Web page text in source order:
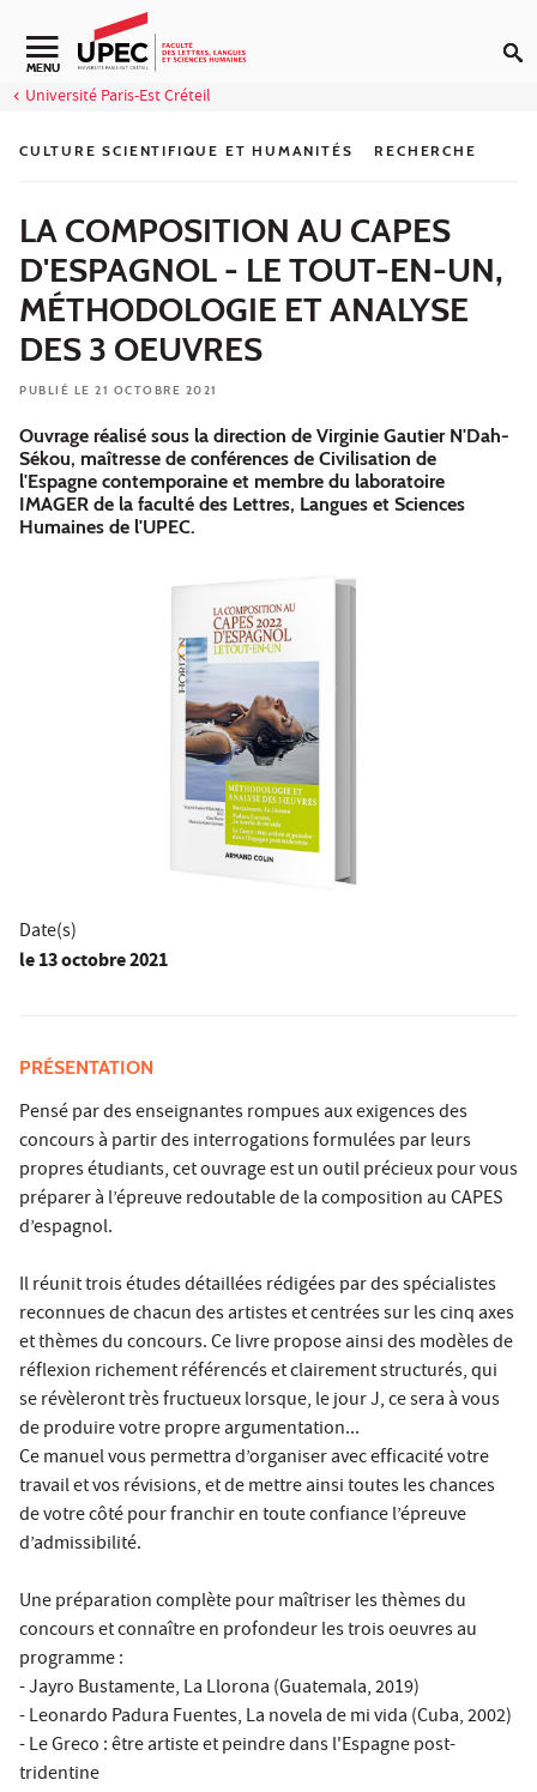
Aller au contenu
Navigation secondaire
MENU
Université Paris-Est Créteil
CULTURE SCIENTIFIQUE ET HUMANITÉS RECHERCHE
LA COMPOSITION AU CAPES
D'ESPAGNOL - LE TOUT-EN-UN,
MÉTHODOLOGIE ET ANALYSE
DES 3 OEUVRES
PUBLIÉ LE 21 OCTOBRE 2021
Ouvrage réalisé sous la direction de Virginie Gautier N'Dah-
Sékou, maîtresse de conférences de Civilisation de
l'Espagne contemporaine et membre du laboratoire
IMAGER de la faculté des Lettres, Langues et Sciences
Humaines de l'UPEC.
Date(s)
le13 octobre 2021
PRÉSENTATION
Pensé par des enseignantes rompues aux exigences des
concours à partir des interrogations formulées par leurs
propres étudiants, cet ouvrage est un outil précieux pour vous
préparer à l’épreuve redoutable de la composition au CAPES
d’espagnol.
Il réunit trois études détaillées rédigées par des spécialistes
reconnues de chacun des artistes et centrées sur les cinq axes
et thèmes du concours. Ce livre propose ainsi des modèles de
réflexion richement référencés et clairement structurés, qui
se révèleront très fructueux lorsque, le jour J, ce sera à vous
de produire votre propre argumentation...
Ce manuel vous permettra d’organiser avec efficacité votre
travail et vos révisions, et de mettre ainsi toutes les chances
de votre côté pour franchir en toute confiance l’épreuve
d’admissibilité.
Une préparation complète pour maîtriser les thèmes du
concours et connaître en profondeur les trois oeuvres au
programme :
- Jayro Bustamente, La Llorona (Guatemala, 2019)
- Leonardo Padura Fuentes, La novela de mi vida (Cuba, 2002)
- Le Greco : être artiste et peindre dans l'Espagne post-
tridentine